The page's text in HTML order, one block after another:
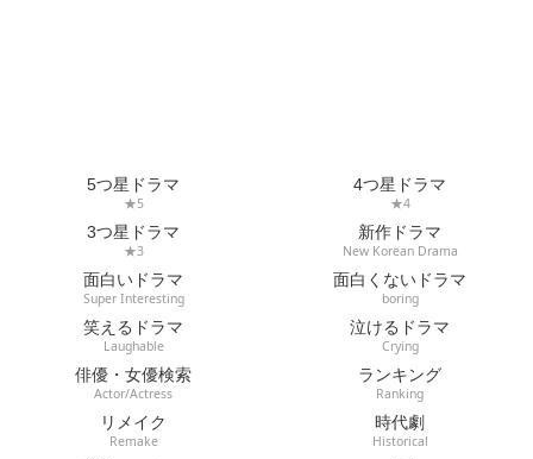
5つ星ドラマ
★5
4つ星ドラマ
★4
3つ星ドラマ
★3
新作ドラマ
New Korean Drama
面白いドラマ
Super Interesting
面白くないドラマ
boring
笑えるドラマ
Laughable
泣けるドラマ
Crying
俳優・女優検索
Actor/Actress
ランキング
Ranking
リメイク
Remake
時代劇
Historical